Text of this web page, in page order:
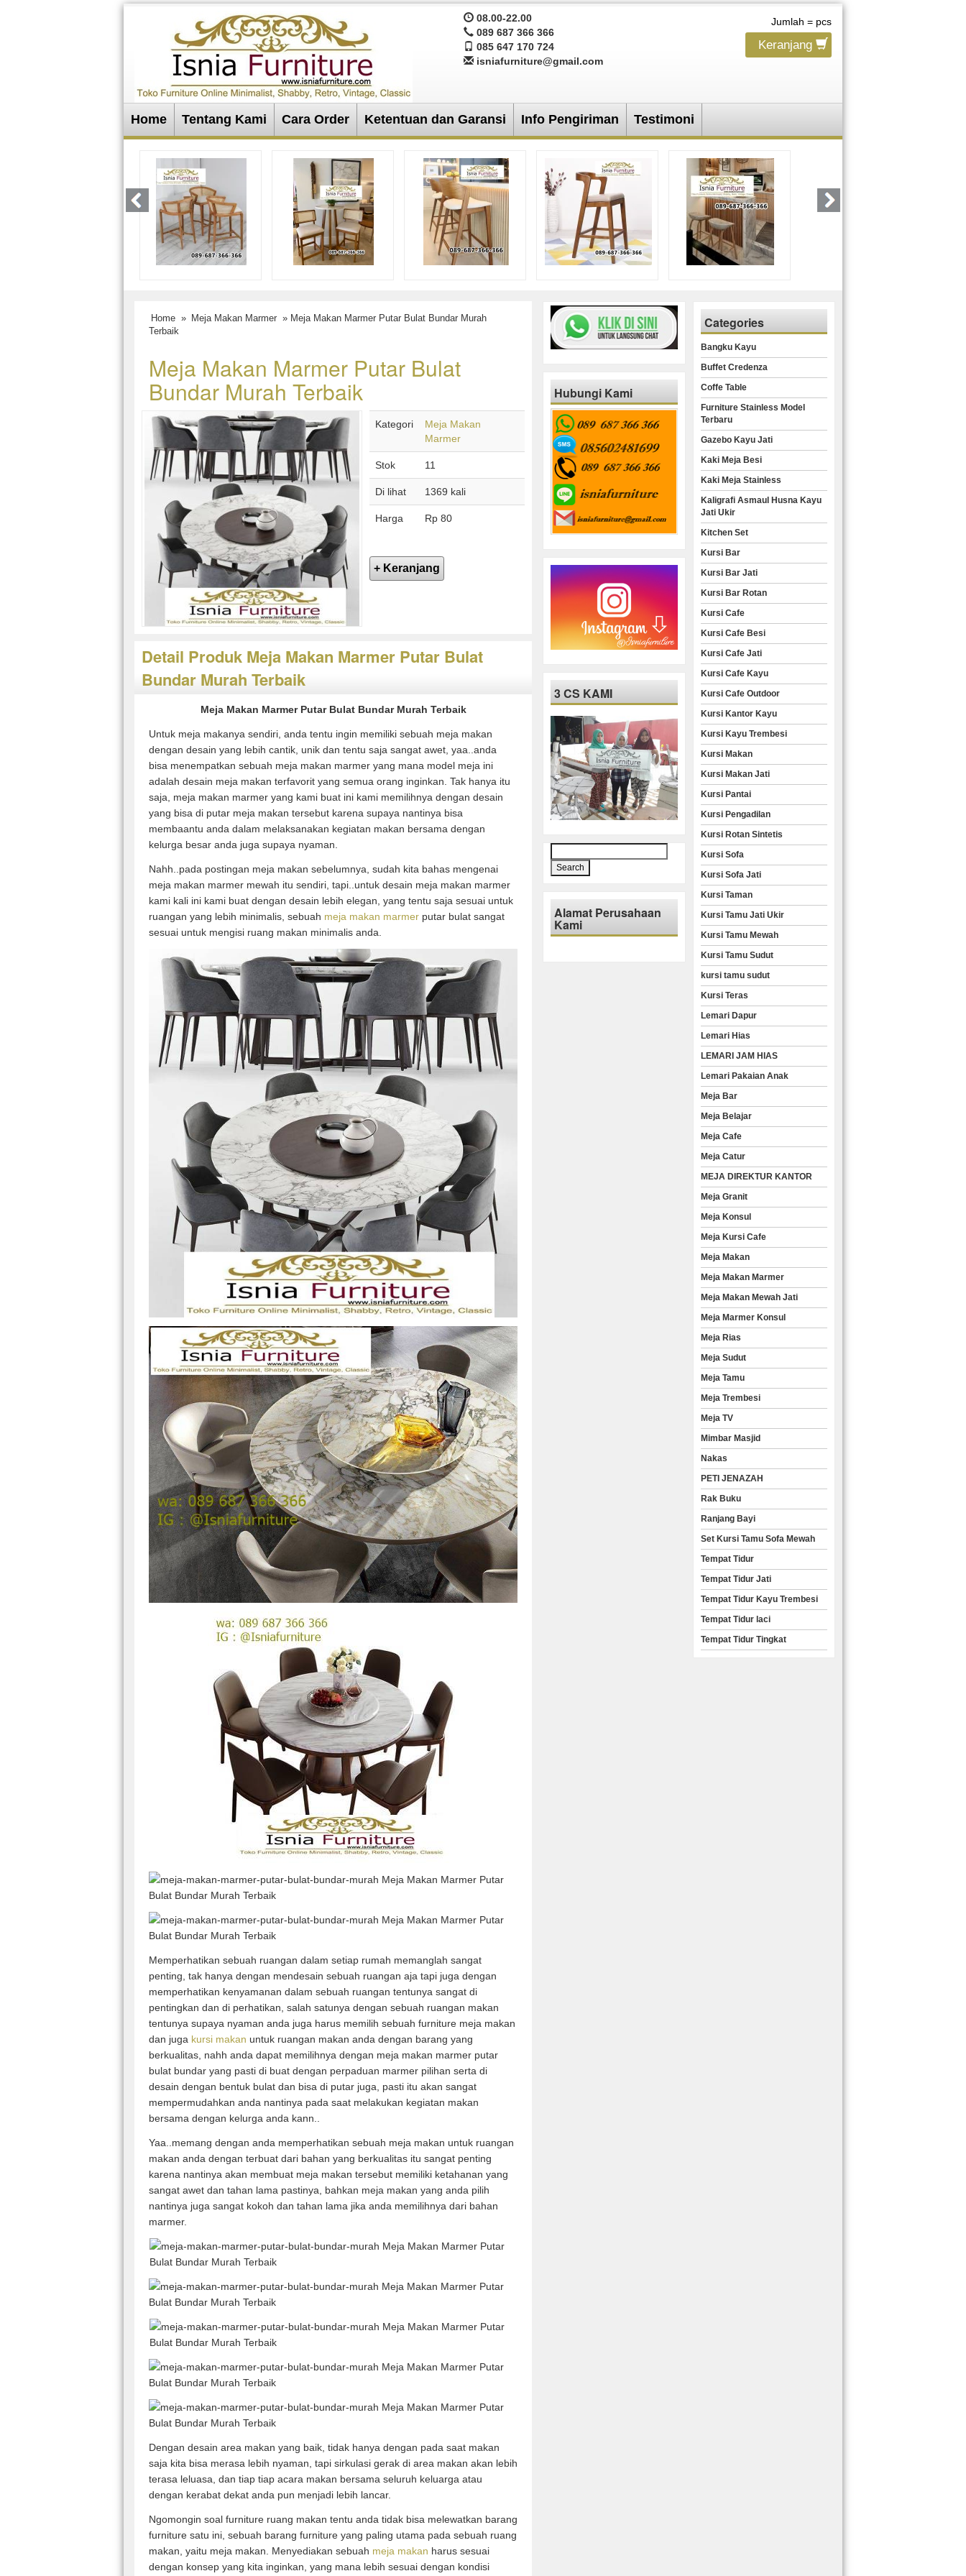
08.00-22.00
089 687 366 366
085 647 170 724
isniafurniture@gmail.com
Jumlah = pcs
Keranjang
Home Tentang Kami Cara Order Ketentuan dan Garansi Info Pengiriman Testimoni
Home » Meja Makan Marmer » Meja Makan Marmer Putar Bulat Bundar Murah
Terbaik
Meja Makan Marmer Putar Bulat
Bundar Murah Terbaik
Kategori
Meja Makan
Marmer
Stok 11
Di lihat 1369 kali
Harga Rp 80
Detail Produk Meja Makan Marmer Putar Bulat
Bundar Murah Terbaik
Meja Makan Marmer Putar Bulat Bundar Murah Terbaik
Untuk meja makanya sendiri, anda tentu ingin memiliki sebuah meja makan
dengan desain yang lebih cantik, unik dan tentu saja sangat awet, yaa..anda
bisa menempatkan sebuah meja makan marmer yang mana model meja ini
adalah desain meja makan terfavorit yang semua orang inginkan. Tak hanya itu
saja, meja makan marmer yang kami buat ini kami memilihnya dengan desain
yang bisa di putar meja makan tersebut karena supaya nantinya bisa
membaantu anda dalam melaksanakan kegiatan makan bersama dengan
kelurga besar anda juga supaya nyaman.
Nahh..pada postingan meja makan sebelumnya, sudah kita bahas mengenai
meja makan marmer mewah itu sendiri, tapi..untuk desain meja makan marmer
kami kali ini kami buat dengan desain lebih elegan, yang tentu saja sesuai untuk
ruangan yang lebih minimalis, sebuah meja makan marmer putar bulat sangat
sesuai untuk mengisi ruang makan minimalis anda.
Memperhatikan sebuah ruangan dalam setiap rumah memanglah sangat
penting, tak hanya dengan mendesain sebuah ruangan aja tapi juga dengan
memperhatikan kenyamanan dalam sebuah ruangan tentunya sangat di
pentingkan dan di perhatikan, salah satunya dengan sebuah ruangan makan
tentunya supaya nyaman anda juga harus memilih sebuah furniture meja makan
dan juga kursi makan untuk ruangan makan anda dengan barang yang
berkualitas, nahh anda dapat memilihnya dengan meja makan marmer putar
bulat bundar yang pasti di buat dengan perpaduan marmer pilihan serta di
desain dengan bentuk bulat dan bisa di putar juga, pasti itu akan sangat
mempermudahkan anda nantinya pada saat melakukan kegiatan makan
bersama dengan kelurga anda kann..
Yaa..memang dengan anda memperhatikan sebuah meja makan untuk ruangan
makan anda dengan terbuat dari bahan yang berkualitas itu sangat penting
karena nantinya akan membuat meja makan tersebut memiliki ketahanan yang
sangat awet dan tahan lama pastinya, bahkan meja makan yang anda pilih
nantinya juga sangat kokoh dan tahan lama jika anda memilihnya dari bahan
marmer.
Dengan desain area makan yang baik, tidak hanya dengan pada saat makan
saja kita bisa merasa lebih nyaman, tapi sirkulasi gerak di area makan akan lebih
terasa leluasa, dan tiap tiap acara makan bersama seluruh keluarga atau
dengan kerabat dekat anda pun menjadi lebih lancar.
Ngomongin soal furniture ruang makan tentu anda tidak bisa melewatkan barang
furniture satu ini, sebuah barang furniture yang paling utama pada sebuah ruang
makan, yaitu meja makan. Menyediakan sebuah meja makan harus sesuai
dengan konsep yang kita inginkan, yang mana lebih sesuai dengan kondisi
Hubungi Kami
3 CS KAMI
for:
Alamat Perusahaan
Kami
Categories
Bangku Kayu
Buffet Credenza
Coffe Table
Furniture Stainless Model
Terbaru
Gazebo Kayu Jati
Kaki Meja Besi
Kaki Meja Stainless
Kaligrafi Asmaul Husna Kayu
Jati Ukir
Kitchen Set
Kursi Bar
Kursi Bar Jati
Kursi Bar Rotan
Kursi Cafe
Kursi Cafe Besi
Kursi Cafe Jati
Kursi Cafe Kayu
Kursi Cafe Outdoor
Kursi Kantor Kayu
Kursi Kayu Trembesi
Kursi Makan
Kursi Makan Jati
Kursi Pantai
Kursi Pengadilan
Kursi Rotan Sintetis
Kursi Sofa
Kursi Sofa Jati
Kursi Taman
Kursi Tamu Jati Ukir
Kursi Tamu Mewah
Kursi Tamu Sudut
kursi tamu sudut
Kursi Teras
Lemari Dapur
Lemari Hias
LEMARI JAM HIAS
Lemari Pakaian Anak
Meja Bar
Meja Belajar
Meja Cafe
Meja Catur
MEJA DIREKTUR KANTOR
Meja Granit
Meja Konsul
Meja Kursi Cafe
Meja Makan
Meja Makan Marmer
Meja Makan Mewah Jati
Meja Marmer Konsul
Meja Rias
Meja Sudut
Meja Tamu
Meja Trembesi
Meja TV
Mimbar Masjid
Nakas
PETI JENAZAH
Rak Buku
Ranjang Bayi
Set Kursi Tamu Sofa Mewah
Tempat Tidur
Tempat Tidur Jati
Tempat Tidur Kayu Trembesi
Tempat Tidur laci
Tempat Tidur Tingkat